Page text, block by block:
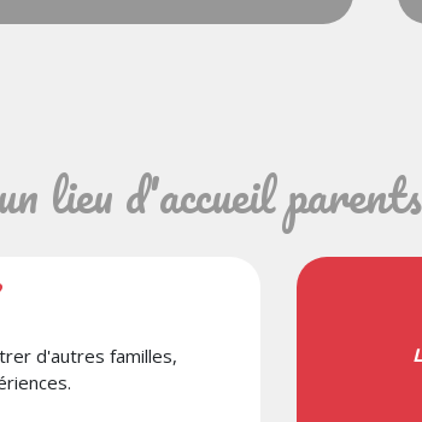
lieu d'accueil
d'autres familles,